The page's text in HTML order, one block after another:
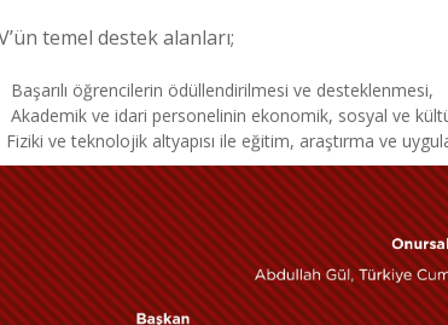
temel destek alanları;
Başarılı öğrencilerin ödüllendirilmesi ve desteklenmesi,
Akademik ve idari personelinin ekonomik, sosyal ve
Fiziki ve teknolojik altyapısı ile eğitim, araştırma ve